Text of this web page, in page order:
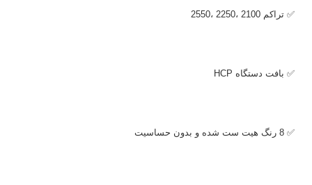
✅ تراکم 2100 ،2250 ،2550
✅ بافت دستگاه HCP
✅ 8 رنگ هیت ست شده و بدون حساسیت